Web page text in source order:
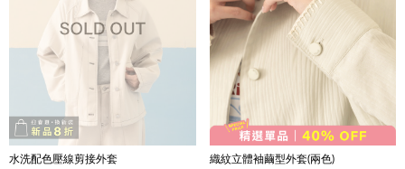
水洗配色壓線剪接外套 織紋立體袖繭型外套(兩色)